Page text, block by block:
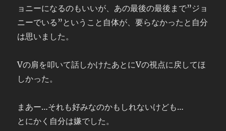
ョニーになるのもいいが、あの最後の最後まで”ジョ
ニーでいる”ということ自体が、要らなかったと自分
は思いました。
Vの肩を叩いて話しかけたあとにVの視点に戻してほ
しかった。
まあー…それも好みなのかもしれないけども…
とにかく自分は嫌でした。